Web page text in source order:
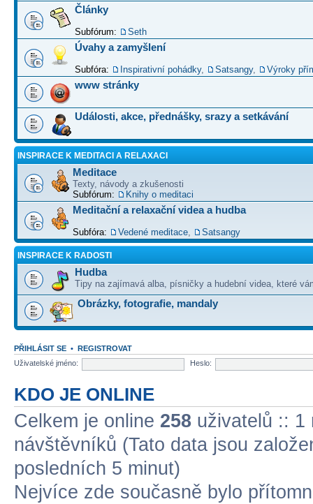
Články
Subfórum: Seth
Úvahy a zamyšlení
Subfóra: Inspirativní pohádky, Satsangy, Výroky
www stránky
Události, akce, přednášky, srazy a setkávání
INSPIRACE K MEDITACI A RELAXACI
Meditace
Texty, návody a zkušenosti
Subfórum:
Knihy o meditaci
Meditační a relaxační videa a hudba
Subfóra: Vedené meditace Satsangy
INSPIRACE K RADOSTI
Hudba
Tipy na zajímavá alba, písničky a hudební videa, které
Obrázky, fotografie, mandaly
PŘIHLÁSIT SE • REGISTROVAT
Uživatelské jméno:
Heslo:
KDO JE ONLINE
Celkem je online 258 uživatelů :: 1
návštěvníků (Tato data jsou
posledních 5 minut)
Nejvíce zde současně bylo